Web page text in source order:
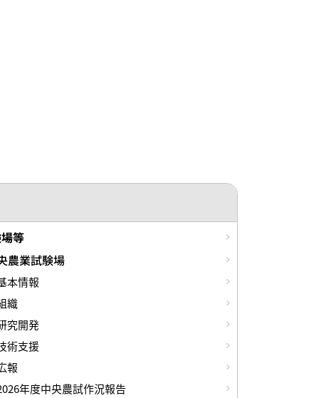
等
農業試験場
本情報
織
究開発
術支援
報
年度中央農試作況報告